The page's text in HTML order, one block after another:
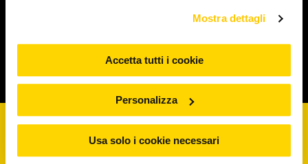
la nostra cookie policy. Il consenso può essere espresso
diverse categorie di cookies da "Personalizza"
Mostra dettagli
Accetta tutti i cookie
Personalizza
Usa solo i cookie necessari
Corporate & Legal
Assistenza clienti
Servizio clienti